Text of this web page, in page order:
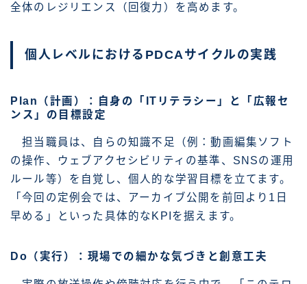
全体のレジリエンス（回復力）を高めます。
個人レベルにおけるPDCAサイクルの実践
Plan（計画）：自身の「ITリテラシー」と「広報セ
ンス」の目標設定
担当職員は、自らの知識不足（例：動画編集ソフト
の操作、ウェブアクセシビリティの基準、SNSの運用
ルール等）を自覚し、個人的な学習目標を立てます。
「今回の定例会では、アーカイブ公開を前回より1日
早める」といった具体的なKPIを据えます。
Do（実行）：現場での細かな気づきと創意工夫